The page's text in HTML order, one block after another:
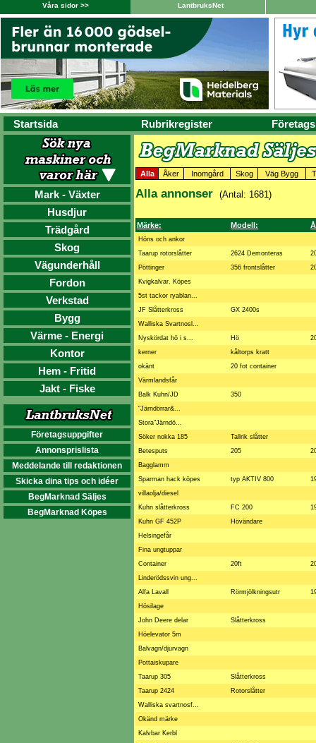
Våra sidor >> LantbruksNet
Startsida Rubrikregister
Mark - Växter
Husdjur
Trädgård
Skog
Vägunderhåll
Fordon
Verkstad
Bygg
Värme - Energi
Kontor
Hem - Fritid
Jakt - Fiske
Företagsuppgifter
Annonsprislista
Meddelande till redaktionen
Skicka dina tips och idéer
BegMarknad Säljes
BegMarknad Köpes
Alla Åker Inomgård Skog Väg Bygg
Alla annonser (Antal: 1681)
Märke: Modell:
Höns och ankor
Taarup rotorslåtter
2624 Demonteras
Pöttinger
356 frontslåtter
Kvigkalvar. Köpes
5st tackor ryablan...
JF Slåtterkross
GX 2400s
Walliska Svartnosl...
Nyskördat hö i s...
Hö
kerner
kåltorps kratt
okänt
20 fot container
Värmlandsfår
Balk Kuhn/JD
350
"Järndörrar&...
Stora"Järndö...
Söker nokka 185
Tallrik slåtter
Betesputs
205
Bagglamm
Sparman hack köpes
typ AKTIV 800
villaolja/diesel
Kuhn slåtterkross
FC 200
Kuhn GF 452P
Hövändare
Helsingefår
Fina ungtuppar
Container
20ft
Linderödssvin ung...
Alfa Lavall
Rörmjölkningsutr
Hösilage
John Deere delar
Slåtterkross
Höelevator 5m
Balvagn/djurvagn
Pottaiskupare
Taarup 305
Slåtterkross
Taarup 2424
Rotorslåtter
Walliska svartnosf...
Okänd märke
Kalvbar Kerbl